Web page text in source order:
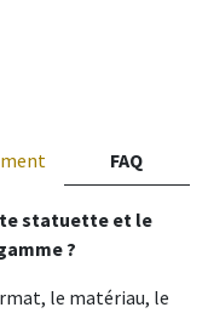
FAQ
statuette et le
?
le matériau, le